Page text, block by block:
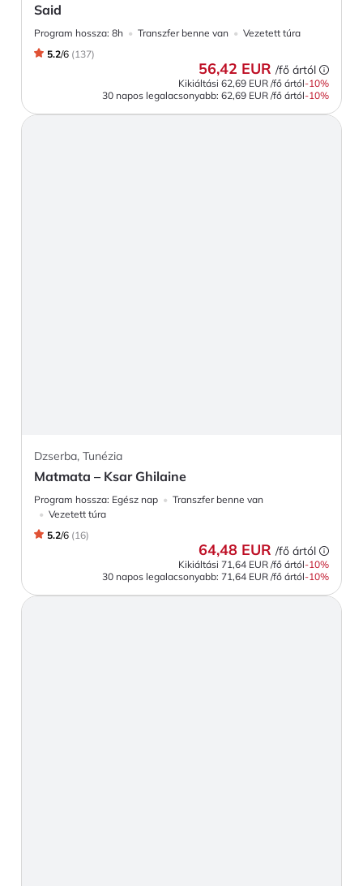
Said
Program hossza: 8h Transzfer benne van
Vezetett túra
5.2/6 (137)
56,42 EUR /fő ártól
Kikiáltási 62,69 EUR /fő ártól-10%
30 napos legalacsonyabb: 62,69 EUR /fő ártól-10%
Dzserba, Tunézia
Matmata – Ksar Ghilaine
Program hossza: Egész nap
Transzfer benne van
Vezetett túra
5.2/6 (16)
64,48 EUR /fő ártól
Kikiáltási 71,64 EUR /fő ártól-10%
30 napos legalacsonyabb: 71,64 EUR /fő ártól-10%